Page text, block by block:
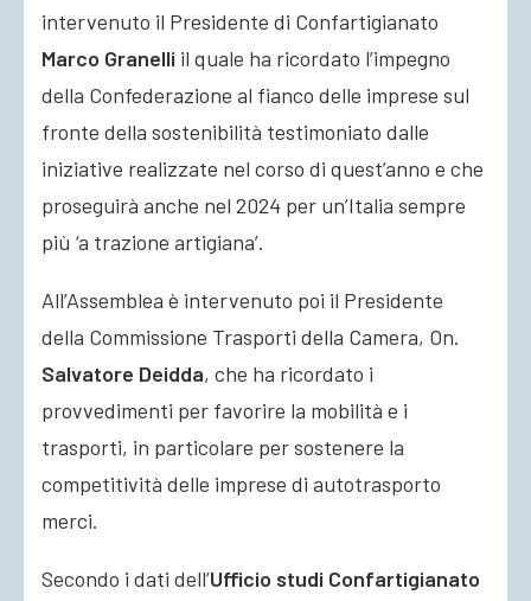
intervenuto il Presidente di Confartigianato
Marco Granelli il quale ha ricordato l’impegno
della Confederazione al fianco delle imprese sul
fronte della sostenibilità testimoniato dalle
iniziative realizzate nel corso di quest’anno e che
proseguirà anche nel 2024 per un’Italia sempre
più ‘a trazione artigiana’.
All’Assemblea è intervenuto poi il Presidente
della Commissione Trasporti della Camera, On.
Salvatore Deidda, che ha ricordato i
provvedimenti per favorire la mobilità e i
trasporti, in particolare per sostenere la
competitività delle imprese di autotrasporto
merci.
Secondo i dati dell’Ufficio studi Confartigianato